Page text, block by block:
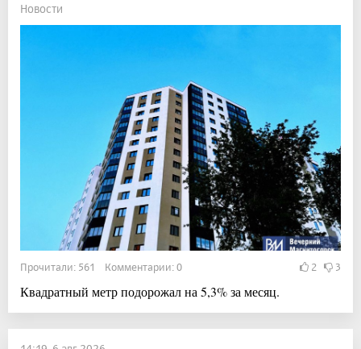
Новости
Прочитали: 561 Комментарии: 0 2 3
Квадратный метр подорожал на 5,3% за месяц.